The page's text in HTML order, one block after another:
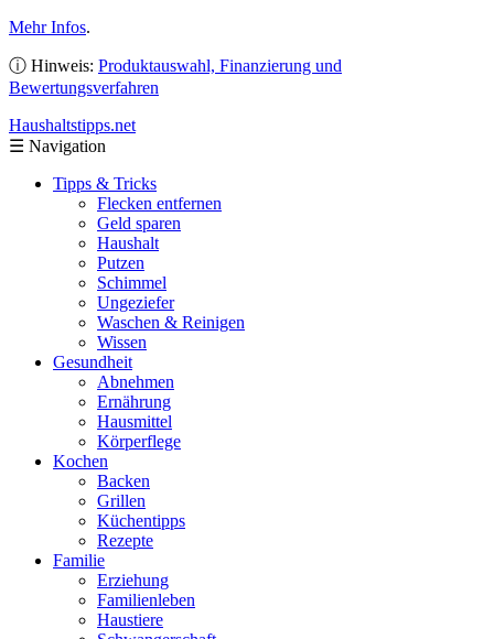
Mehr Infos.
ⓘ Hinweis: Produktauswahl, Finanzierung und
Bewertungsverfahren
Haushaltstipps.net
☰ Navigation
Tipps & Tricks
Flecken entfernen
Geld sparen
Haushalt
Putzen
Schimmel
Ungeziefer
Waschen & Reinigen
Wissen
Gesundheit
Abnehmen
Ernährung
Hausmittel
Körperflege
Kochen
Backen
Grillen
Küchentipps
Rezepte
Familie
Erziehung
Familienleben
Haustiere